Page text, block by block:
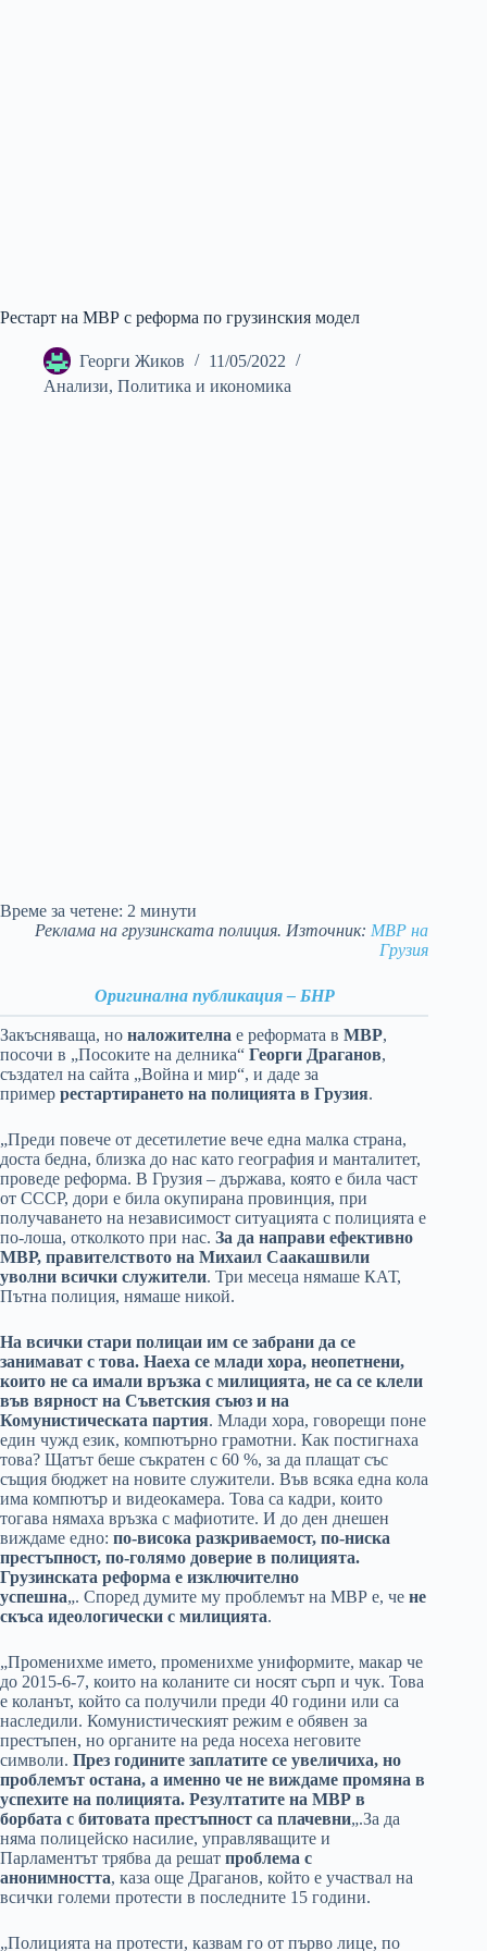
Рестарт на МВР с реформа по грузинския модел
Георги Жиков
11/05/2022
Анализи, Политика и икономика
Време за четене: 2 минути
Реклама на грузинската полиция. Източник: МВР на
Грузия
Оригинална публикация – БНР
Закъсняваща, но наложителна е реформата в МВР,
посочи в „Посоките на делника“ Георги Драганов,
създател на сайта „Война и мир“, и даде за
пример рестартирането на полицията в Грузия.
„Преди повече от десетилетие вече една малка страна,
доста бедна, близка до нас като география и манталитет,
проведе реформа. В Грузия – държава, която е била част
от СССР, дори е била окупирана провинция, при
получаването на независимост ситуацията с полицията е
по-лоша, отколкото при нас. За да направи ефективно
МВР, правителството на Михаил Саакашвили
уволни всички служители. Три месеца нямаше КАТ,
Пътна полиция, нямаше никой.
На всички стари полицаи им се забрани да се
занимават с това. Наеха се млади хора, неопетнени,
които не са имали връзка с милицията, не са се клели
във вярност на Съветския съюз и на
Комунистическата партия. Млади хора, говорещи поне
един чужд език, компютърно грамотни. Как постигнаха
това? Щатът беше съкратен с 60 %, за да плащат със
същия бюджет на новите служители. Във всяка една кола
има компютър и видеокамера. Това са кадри, които
тогава нямаха връзка с мафиотите. И до ден днешен
виждаме едно: по-висока разкриваемост, по-ниска
престъпност, по-голямо доверие в полицията.
Грузинската реформа е изключително
успешна„. Според думите му проблемът на МВР е, че не
скъса идеологически с милицията.
„Променихме името, променихме униформите, макар че
до 2015-6-7, които на коланите си носят сърп и чук. Това
е коланът, който са получили преди 40 години или са
наследили. Комунистическият режим е обявен за
престъпен, но органите на реда носеха неговите
символи. През годините заплатите се увеличиха, но
проблемът остана, а именно че не виждаме промяна в
успехите на полицията. Резултатите на МВР в
борбата с битовата престъпност са плачевни„.За да
няма полицейско насилие, управляващите и
Парламентът трябва да решат проблема с
анонимността, каза още Драганов, който е участвал на
всички големи протести в последните 15 години.
„Полицията на протести, казвам го от първо лице, по